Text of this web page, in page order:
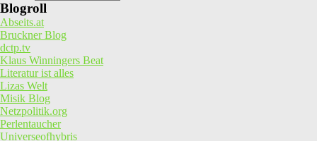
Blogroll
Abseits.at
Bruckner Blog
dctp.tv
Klaus Winningers Beat
Literatur ist alles
Lizas Welt
Misik Blog
Netzpolitik.org
Perlentaucher
Universeofhybris